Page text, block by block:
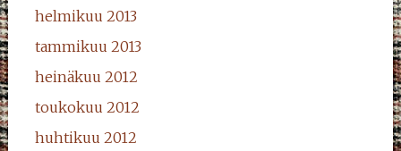
helmikuu 2013
tammikuu 2013
heinäkuu 2012
toukokuu 2012
huhtikuu 2012